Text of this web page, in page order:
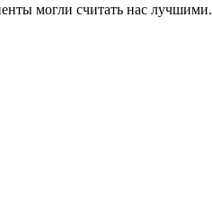
могли считать нас лучшими.